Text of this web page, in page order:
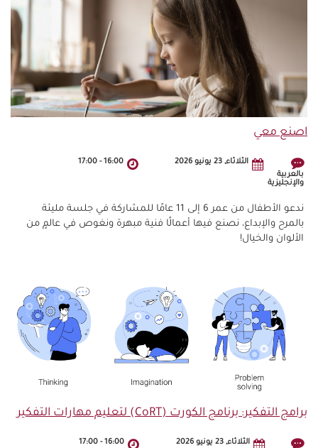
اصنع معي
بالعربية
والإنجليزية
الثلاثاء, 23 يونيو 2026 16:00
-
17:00
ندعو الأطفال من عمر 6 إلى 11 عامًا للمشاركة في جلسة مليئة
بالمرح والإبداع، نصنع فيها أعمالًا فنية مبهرة ونغوص في عالمٍ من
الألوان والخيال!
برامج التفكير: برنامج الكورت (CoRT) لتعليم مهارات التفكير
الثلاثاء, 23 يونيو 2026 16:00
-
17:00